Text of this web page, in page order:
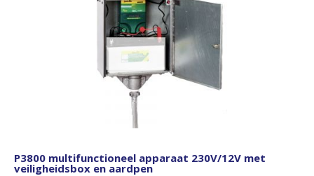
P3800 multifunctioneel apparaat 230V/12V met
veiligheidsbox en aardpen